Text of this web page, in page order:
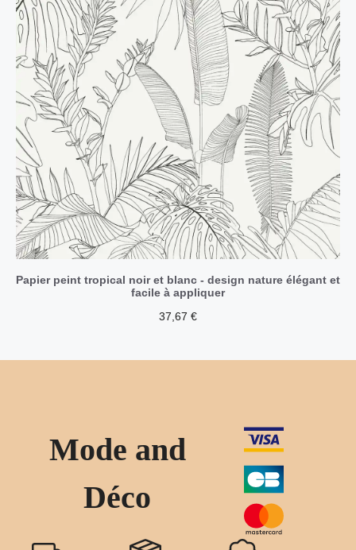
Papier peint tropical noir et blanc - design nature élégant et
facile à appliquer
37,67 €
Mode and
Déco